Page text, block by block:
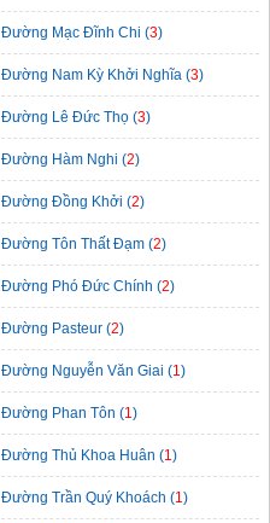
Đường Mạc Đĩnh Chi (3)
Đường Nam Kỳ Khởi Nghĩa (3)
Đường Lê Đức Thọ (3)
Đường Hàm Nghi (2)
Đường Đồng Khởi (2)
Đường Tôn Thất Đạm (2)
Đường Phó Đức Chính (2)
Đường Pasteur (2)
Đường Nguyễn Văn Giai (1)
Đường Phan Tôn (1)
Đường Thủ Khoa Huân (1)
Đường Trần Quý Khoách (1)